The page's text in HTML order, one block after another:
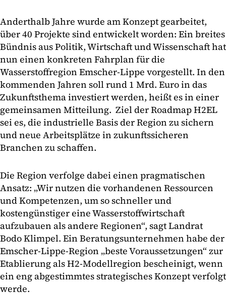
Anderthalb Jahre wurde am Konzept gearbeitet,
über 40 Projekte sind entwickelt worden: Ein breites
Bündnis aus Politik, Wirtschaft und Wissenschaft hat
nun einen konkreten Fahrplan für die
Wasserstoffregion Emscher-Lippe vorgestellt. In den
kommenden Jahren soll rund 1 Mrd. Euro in das
Zukunftsthema investiert werden, heißt es in einer
gemeinsamen Mitteilung. Ziel der Roadmap H2EL
sei es, die industrielle Basis der Region zu sichern
und neue Arbeitsplätze in zukunfts­sicheren
Branchen zu schaffen.
Die Region verfolge dabei einen pragmatischen
Ansatz: „Wir nutzen die vorhandenen Ressourcen
und Kompetenzen, um so schneller und
kostengünstiger eine Wasserstoffwirtschaft
aufzubauen als andere Regionen“, sagt Landrat
Bodo Klimpel. Ein Beratungsunternehmen habe der
Emscher-Lippe-Region „beste Voraussetzungen“ zur
Etablierung als H2-Modellregion bescheinigt, wenn
ein eng abgestimmtes strategisches Konzept verfolgt
werde.